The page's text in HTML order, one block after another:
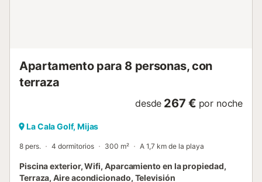
Apartamento para 8 personas, con
terraza
desde 267 € por noche
La Cala Golf, Mijas
8 pers. 4 dormitorios 300 m² A 1,7 km de la playa
Piscina exterior, Wifi, Aparcamiento en la propiedad,
Terraza, Aire acondicionado, Televisión